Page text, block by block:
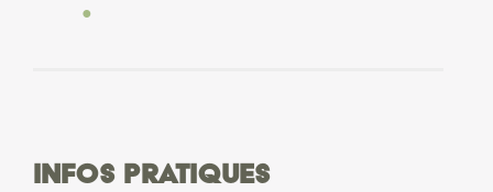
Infos pratiques